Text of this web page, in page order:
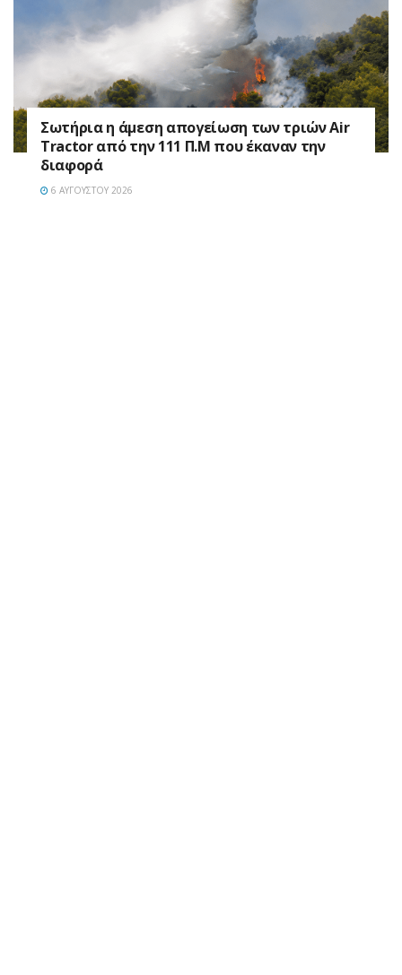
Σωτήρια η άμεση απογείωση των τριών Air
Tractor από την 111 Π.M που έκαναν την
διαφορά
6 ΑΥΓΟΎΣΤΟΥ 2026